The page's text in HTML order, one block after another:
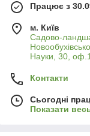
Працює з
м. Київ
Садово-
Науки, 30,
Контакти
Сьогодні
Показати